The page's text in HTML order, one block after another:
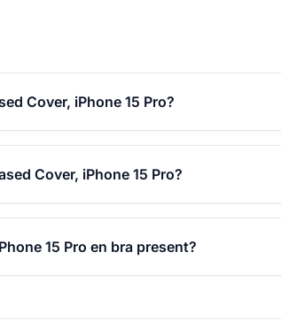
Cover, iPhone 15 Pro?
Cover, iPhone 15 Pro?
15 Pro en bra present?